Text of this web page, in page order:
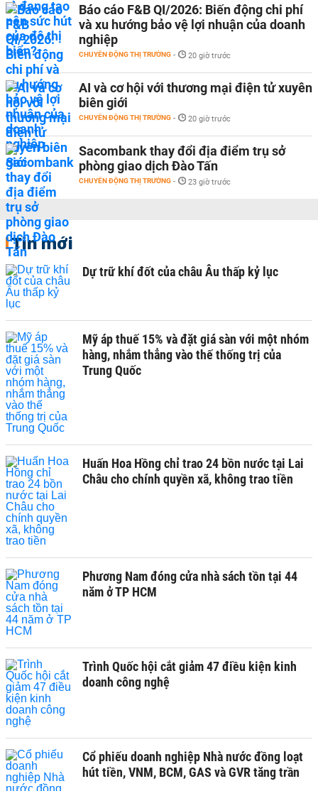
Báo cáo F&B QI/2026: Biến động chi phí
và xu hướng bảo vệ lợi nhuận của doanh
nghiệp
CHUYỂN ĐỘNG THỊ TRƯỜNG - 20 giờ trước
AI và cơ hội với thương mại điện tử xuyên
biên giới
CHUYỂN ĐỘNG THỊ TRƯỜNG - 20 giờ trước
Sacombank thay đổi địa điểm trụ sở
phòng giao dịch Đào Tấn
CHUYỂN ĐỘNG THỊ TRƯỜNG - 23 giờ trước
Tin mới
Dự trữ khí đốt của châu Âu thấp kỷ lục
Mỹ áp thuế 15% và đặt giá sàn với một nhóm
hàng, nhắm thẳng vào thế thống trị của
Trung Quốc
Huấn Hoa Hồng chỉ trao 24 bồn nước tại Lai
Châu cho chính quyền xã, không trao tiền
Phương Nam đóng cửa nhà sách tồn tại 44
năm ở TP HCM
Trình Quốc hội cắt giảm 47 điều kiện kinh
doanh công nghệ
Cổ phiếu doanh nghiệp Nhà nước đồng loạt
hút tiền, VNM, BCM, GAS và GVR tăng trần